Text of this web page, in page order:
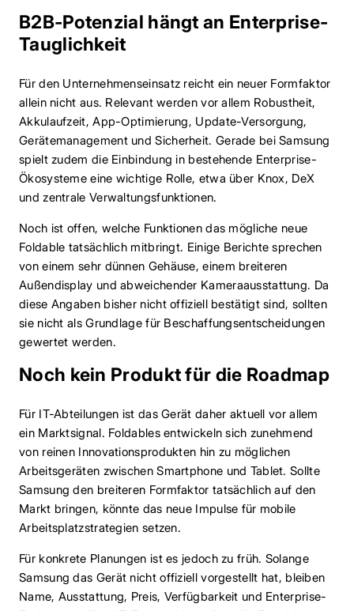
B2B-Potenzial hängt an Enterprise-
Tauglichkeit
Für den Unternehmenseinsatz reicht ein neuer Formfaktor
allein nicht aus. Relevant werden vor allem Robustheit,
Akkulaufzeit, App-Optimierung, Update-Versorgung,
Gerätemanagement und Sicherheit. Gerade bei Samsung
spielt zudem die Einbindung in bestehende Enterprise-
Ökosysteme eine wichtige Rolle, etwa über Knox, DeX
und zentrale Verwaltungsfunktionen.
Noch ist offen, welche Funktionen das mögliche neue
Foldable tatsächlich mitbringt. Einige Berichte sprechen
von einem sehr dünnen Gehäuse, einem breiteren
Außendisplay und abweichender Kameraausstattung. Da
diese Angaben bisher nicht offiziell bestätigt sind, sollten
sie nicht als Grundlage für Beschaffungsentscheidungen
gewertet werden.
Noch kein Produkt für die Roadmap
Für IT-Abteilungen ist das Gerät daher aktuell vor allem
ein Marktsignal. Foldables entwickeln sich zunehmend
von reinen Innovationsprodukten hin zu möglichen
Arbeitsgeräten zwischen Smartphone und Tablet. Sollte
Samsung den breiteren Formfaktor tatsächlich auf den
Markt bringen, könnte das neue Impulse für mobile
Arbeitsplatzstrategien setzen.
Für konkrete Planungen ist es jedoch zu früh. Solange
Samsung das Gerät nicht offiziell vorgestellt hat, bleiben
Name, Ausstattung, Preis, Verfügbarkeit und Enterprise-